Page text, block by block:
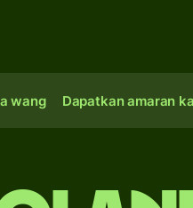
wang Dapatkan amaran